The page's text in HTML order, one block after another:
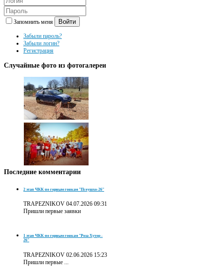
Запомнить меня Войти
Забыли пароль?
Забыли логин?
Регистрация
Случайные фото из фотогалереи
Последние комментарии
2 этап ЧКК по горным гонкам "Псеушхо-26"
TRAPEZNIKOV 04.07.2026 09:31
Пришли первые заявки
1 этап ЧКК по горным гонкам "Роза Хутор -
26"
TRAPEZNIKOV 02.06.2026 15:23
Пришли первые ...